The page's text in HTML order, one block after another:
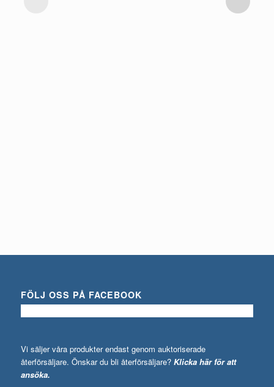
FÖLJ OSS PÅ FACEBOOK
Vi säljer våra produkter endast genom auktoriserade
återförsäljare. Önskar du bli återförsäljare? Klicka här för att
ansöka.